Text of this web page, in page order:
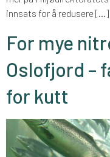
innsats for å redusere […]
For mye
Oslofjord –
for kutt